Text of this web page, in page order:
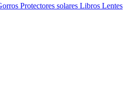
Protectores solares Libros Lentes